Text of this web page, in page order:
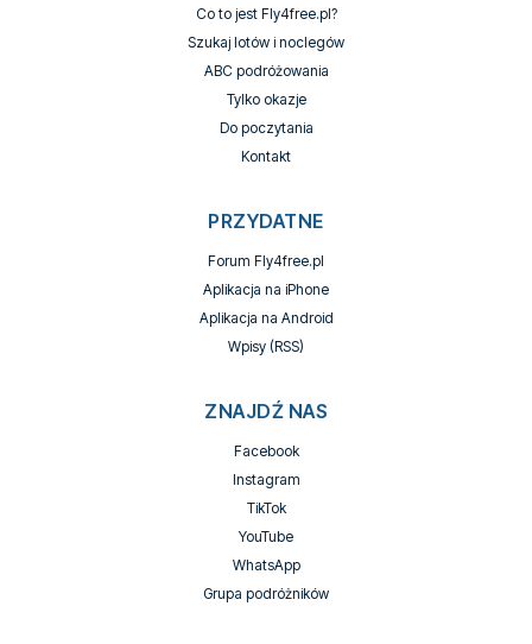
Co to jest Fly4free.pl?
Szukaj lotów i noclegów
ABC podróżowania
Tylko okazje
Do poczytania
Kontakt
PRZYDATNE
Forum Fly4free.pl
Aplikacja na iPhone
Aplikacja na Android
Wpisy (RSS)
ZNAJDŹ NAS
Facebook
Instagram
TikTok
YouTube
WhatsApp
Grupa podróżników